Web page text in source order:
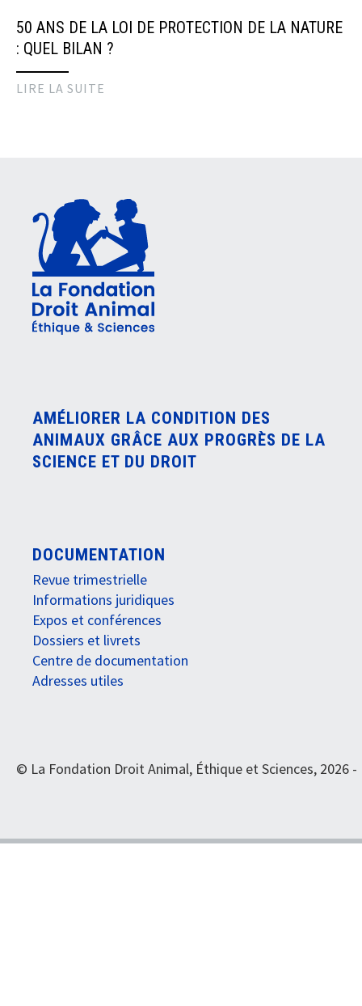
50 ANS DE LA LOI DE PROTECTION DE LA NATURE
: QUEL BILAN ?
LIRE LA SUITE
AMÉLIORER LA CONDITION DES
ANIMAUX GRÂCE AUX PROGRÈS DE LA
SCIENCE ET DU DROIT
DOCUMENTATION
Revue trimestrielle
Informations juridiques
Expos et conférences
Dossiers et livrets
Centre de documentation
Adresses utiles
© La Fondation Droit Animal, Éthique et Sciences, 2026 -